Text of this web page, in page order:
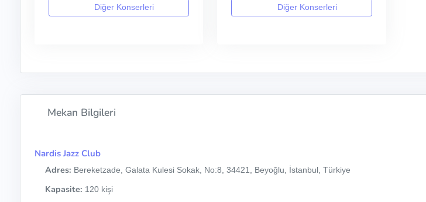
Diğer Konserleri Diğer Konserleri
Mekan Bilgileri
Nardis Jazz Club
Adres: Bereketzade, Galata Kulesi Sokak, No:8, 34421, Beyoğlu, İstanbul, Türkiye
Kapasite: 120 kişi